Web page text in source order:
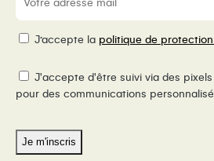
mail
RGPDJ’accepte la politique de
Pixel
de
J'accepte d'être suivi via des
pour des communications